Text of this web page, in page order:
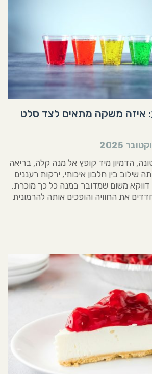
איזה משקה מתאים לצד סלט
הדמיון מיד קופץ אל מנה קלה, בריאה
שילוב בין חלבון איכותי, ירקות רעננים
דווקא משום שמדובר במנה כל כך מוכרת,
את החוויה והופכים אותה להרמונית